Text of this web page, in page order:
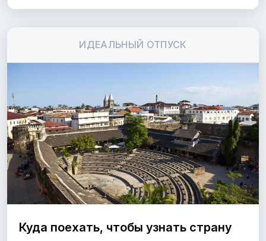
Куда поехать, чтобы узнать страну
ИДЕАЛЬНЫЙ ОТПУСК